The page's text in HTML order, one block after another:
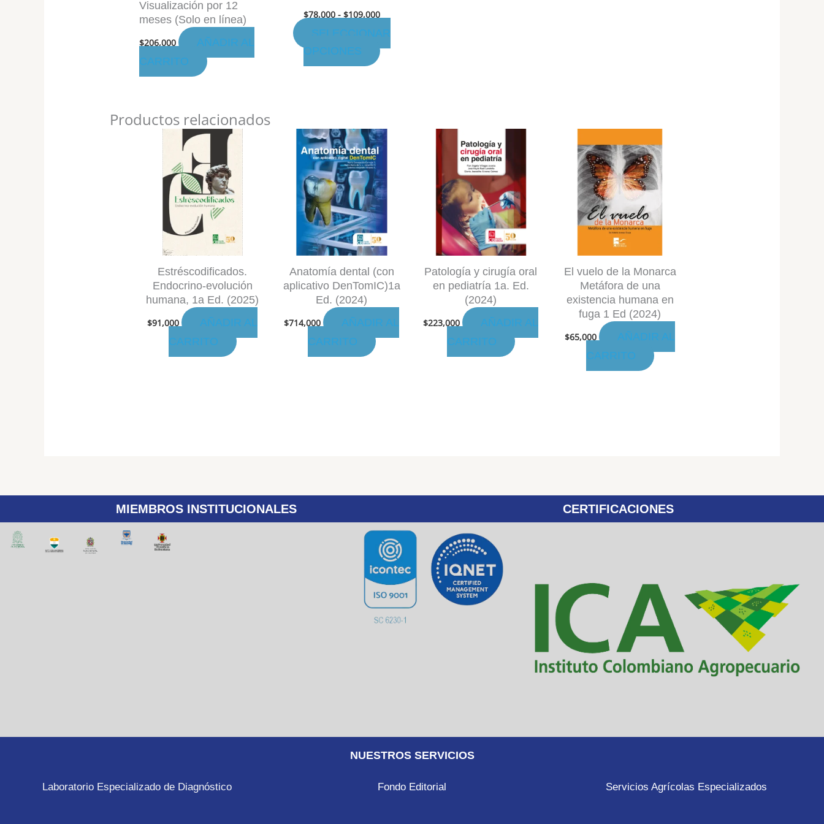
Visualización por 12
meses (Solo en línea)
$206,000
AÑADIR AL
CARRITO
$78,000 - $109,000
SELECCIONAR
OPCIONES
de
Productos relacionados
Estréscodificados.
Endocrino-evolución
humana, 1a Ed. (2025)
$91,000
AÑADIR AL
CARRITO
Anatomía dental (con
aplicativo DenTomIC)1a
Ed. (2024)
$714,000
AÑADIR AL
CARRITO
Patología y cirugía oral
en pediatría 1a. Ed.
(2024)
$223,000
AÑADIR AL
CARRITO
El vuelo de la Monarca
Metáfora de una
existencia humana en
fuga 1 Ed (2024)
$65,000
AÑADIR AL
CARRITO
MIEMBROS INSTITUCIONALES CERTIFICACIONES
NUESTROS SERVICIOS
Laboratorio Especializado de Diagnóstico Fondo Editorial Servicios Agrícolas Especializados